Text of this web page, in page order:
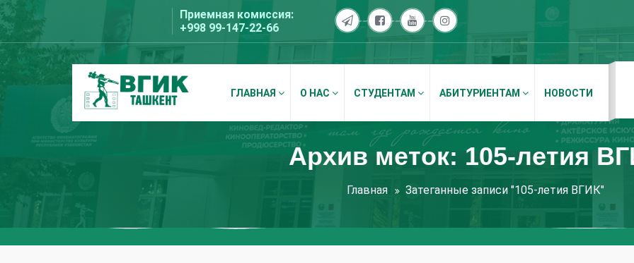
Перейти
к
содержимому
Приемная комиссия:
+998 99-147-22-66
ВГИК Ташкент
ГЛАВНАЯ О НАС СТУДЕНТАМ АБИТУРИЕНТАМ НОВОСТИ
Архив меток: 105-летия
Главная Затеганные записи "105-летия ВГИК"